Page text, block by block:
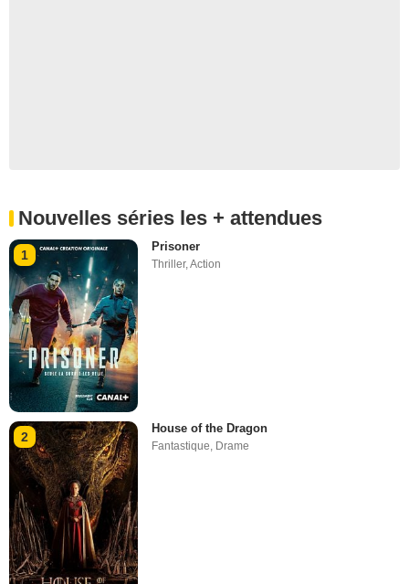
Nouvelles séries les + attendues
1
Prisoner
Thriller,Action
2
House of the Dragon
Fantastique Drame